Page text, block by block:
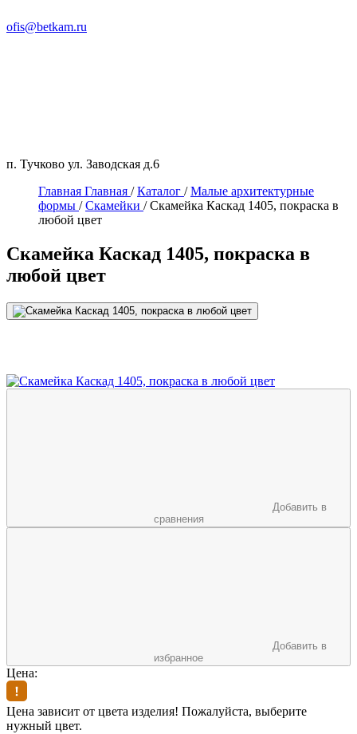
ofis@betkam.ru
п. Тучково ул. Заводская д.6
Главная Главная / Каталог / Малые архитектурные
формы / Скамейки / Скамейка Каскад 1405, покраска в
любой цвет
Скамейка Каскад 1405, покраска в
любой цвет
Добавить в
сравнения
Добавить в
избранное
Цена:
Цена зависит от цвета изделия! Пожалуйста, выберите
нужный цвет.